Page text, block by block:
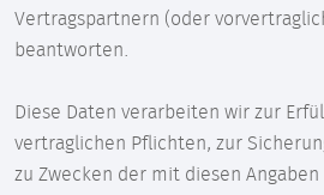
Vertragspartnern (oder
beantworten.
Diese Daten verarbeiten wir zur
vertraglichen Pflichten, zur
zu Zwecken der mit diesen